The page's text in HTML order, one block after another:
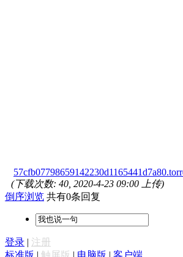
(下载次数: 40, 2020-4-23 09:00 上传)
倒序浏览 共有0条回复
登录 | 注册
标准版 | 触屏版 | 电脑版 | 客户端